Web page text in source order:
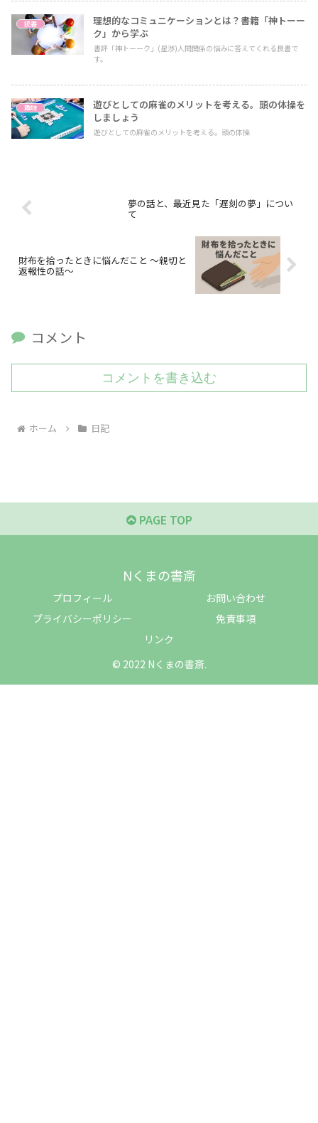
読書
理想的なコミュニケーションとは？書籍「神トーー
ク」から学ぶ
書評「神トーーク」(星渉)人間関係の悩みに答えてくれる良書で
す。
趣味
遊びとしての麻雀のメリットを考える。頭の体操を
しましょう
遊びとしての麻雀のメリットを考える。頭の体操
夢の話と、最近見た「遅刻の夢」につい
て
財布を拾ったときに悩んだこと 〜親切と
返報性の話〜
コメント
コメントを書き込む
ホーム 日記
PAGE TOP
Nくまの書斎
プロフィール
お問い合わせ
プライバシーポリシー
免責事項
リンク
© 2022 Nくまの書斎.